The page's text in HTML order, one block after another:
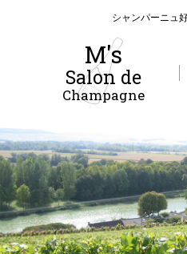
シャンパーニュ
M's
Salon de
Champagne